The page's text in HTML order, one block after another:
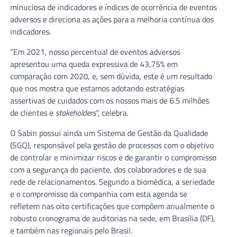
minuciosa de indicadores e índices de ocorrência de eventos
adversos e direciona as ações para a melhoria contínua dos
indicadores.
“Em 2021, nosso percentual de eventos adversos
apresentou uma queda expressiva de 43,75% em
comparação com 2020, e, sem dúvida, este é um resultado
que nos mostra que estamos adotando estratégias
assertivas de cuidados com os nossos mais de 6.5 milhões
de clientes e stakeholders”, celebra.
O Sabin possui ainda um Sistema de Gestão da Qualidade
(SGQ), responsável pela gestão de processos com o objetivo
de controlar e minimizar riscos e de garantir o compromisso
com a segurança do paciente, dos colaboradores e de sua
rede de relacionamentos. Segundo a biomédica, a seriedade
e o compromisso da companhia com esta agenda se
refletem nas oito certificações que compõem anualmente o
robusto cronograma de auditorias na sede, em Brasília (DF),
e também nas regionais pelo Brasil.